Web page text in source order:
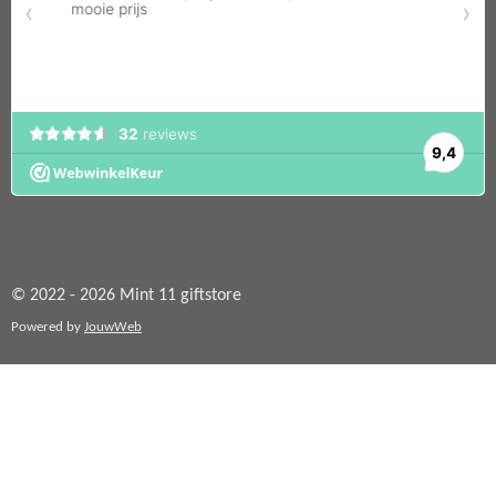
© 2022 - 2026 Mint 11 giftstore
Powered by JouwWeb